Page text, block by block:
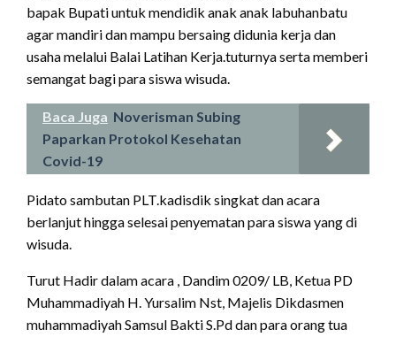
bapak Bupati untuk mendidik anak anak labuhanbatu
agar mandiri dan mampu bersaing didunia kerja dan
usaha melalui Balai Latihan Kerja.tuturnya serta memberi
semangat bagi para siswa wisuda.
Baca Juga Noverisman Subing
Paparkan Protokol Kesehatan
Covid-19
Pidato sambutan PLT.kadisdik singkat dan acara
berlanjut hingga selesai penyematan para siswa yang di
wisuda.
Turut Hadir dalam acara , Dandim 0209/ LB, Ketua PD
Muhammadiyah H. Yursalim Nst, Majelis Dikdasmen
muhammadiyah Samsul Bakti S.Pd dan para orang tua